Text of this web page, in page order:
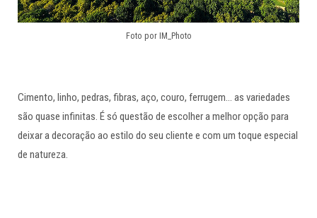
Foto por IM_Photo
Cimento, linho, pedras, fibras, aço, couro, ferrugem… as variedades
são quase infinitas. É só questão de escolher a melhor opção para
deixar a decoração ao estilo do seu cliente e com um toque especial
de natureza.